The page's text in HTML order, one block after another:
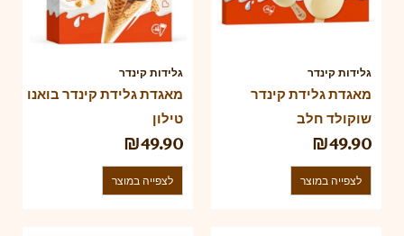
גלידות קינדר
מאגדת גלידת קינדר בואנו
טילון
₪49.90
לצפייה במוצר
גלידות קינדר
מאגדת גלידת קינדר
שוקולד חלב
₪49.90
לצפייה במוצר